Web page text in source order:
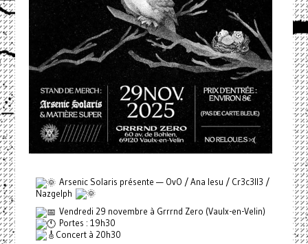
Arsenic Solaris présente — OvO / Ana Iesu / Cr3c3ll3 /
Nazgelph
Vendredi 29 novembre à Grrrnd Zero (Vaulx-en-Velin)
Portes : 19h30
Concert à 20h30